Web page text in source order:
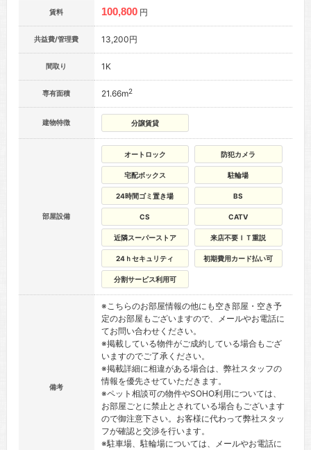
賃料 100,800 円
共益費/管理費 13,200円
間取り 1K
専有面積 21.66m2
建物特徴 分譲賃貸
部屋設備
オートロック 防犯カメラ
宅配ボックス 駐輪場
24時間ゴミ置き場 BS
CS CATV
近隣スーパーストア 来店不要ＩＴ重説
24ｈセキュリティ 初期費用カード払い可
分割サービス利用可
備考
※こちらのお部屋情報の他にも空き部屋・空き予
定のお部屋もございますので、メールやお電話に
てお問い合わせください。
※掲載している物件がご成約している場合もござ
いますのでご了承ください。
※掲載詳細に相違がある場合は、弊社スタッフの
情報を優先させていただきます。
※ペット相談可の物件やSOHO利用については、
お部屋ごとに禁止とされている場合もございます
ので御注意下さい。お客様に代わって弊社スタッ
フが確認と交渉を行います。
※駐車場、駐輪場については、メールやお電話に